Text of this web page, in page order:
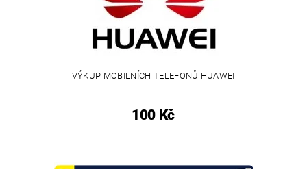
VÝKUP MOBILNÍCH TELEFONŮ HUAWEI
100 Kč